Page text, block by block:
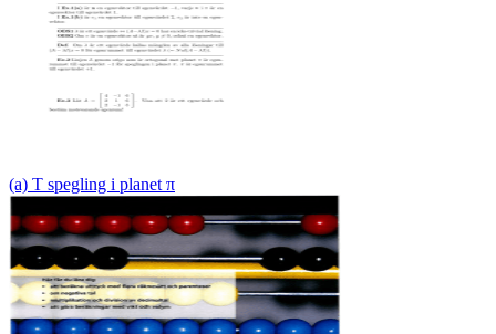
(a) T spegling i planet π